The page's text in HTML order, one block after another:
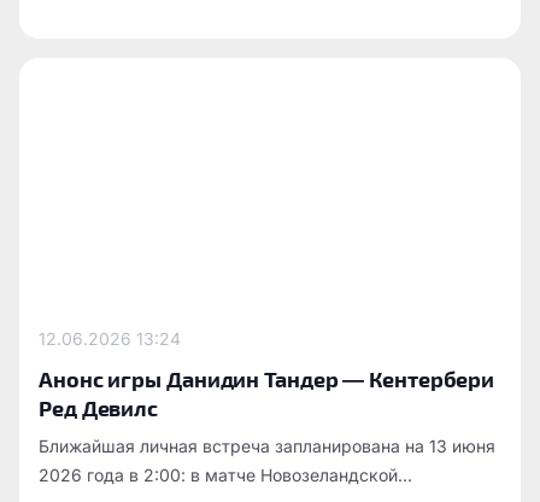
12.06.2026 13:24
Анонс игры Данидин Тандер — Кентербери
Ред Девилс
Ближайшая личная встреча запланирована на 13 июня
2026 года в 2:00: в матче Новозеландской...